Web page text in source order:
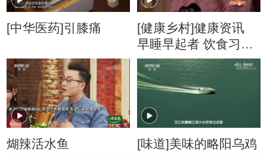
[中华医药]引膝痛
[健康乡村]健康资讯
早睡早起者 饮食习惯
更健康
煳辣活水鱼 [味道]美味的略阳乌鸡